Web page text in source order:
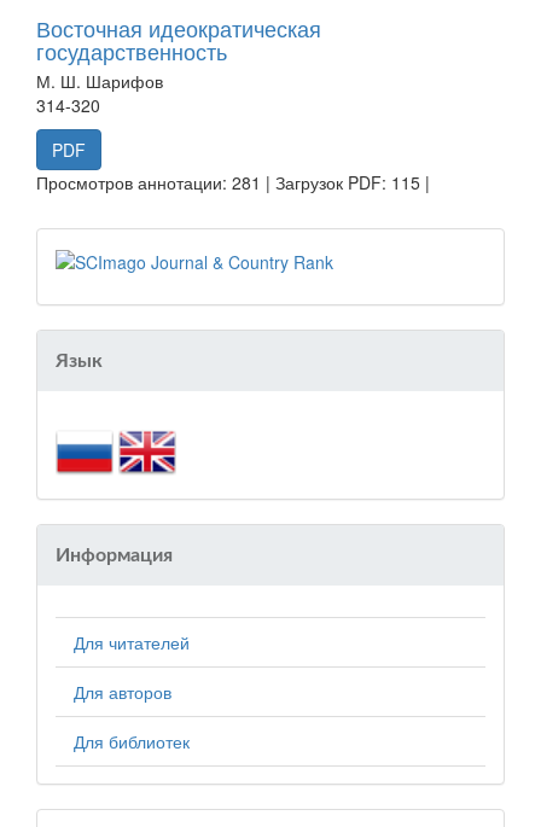
Восточная идеократическая
государственность
М. Ш. Шарифов
314-320
PDF
Просмотров аннотации: 281 | Загрузок PDF: 115 |
Язык
Информация
Для читателей
Для авторов
Для библиотек